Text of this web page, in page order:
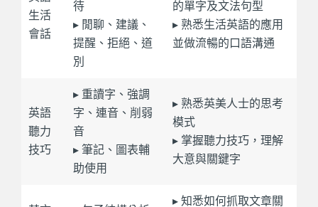
生活
會話
待
▸ 閒聊、建議、
提醒、拒絕、道
別
的單字及文法句型
▸ 熟悉生活英語的應用
並做流暢的口語溝通
英語
聽力
技巧
▸ 重讀字、強調
字、連音、削弱
音
▸ 筆記、圖表輔
助使用
▸ 熟悉英美人士的思考
模式
▸ 掌握聽力技巧，理解
大意與關鍵字
▸ 知悉如何抓取文章關